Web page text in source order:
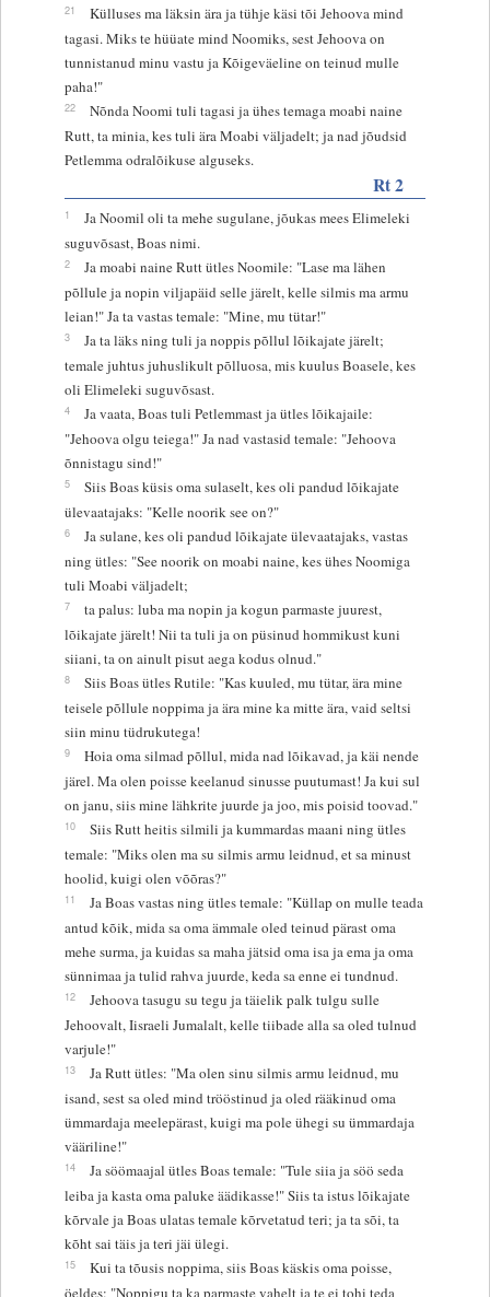
21
Külluses ma läksin ära ja tühje käsi tõi Jehoova mind
tagasi. Miks te hüüate mind Noomiks, sest Jehoova on
tunnistanud minu vastu ja Kõigeväeline on teinud mulle
paha!"
22
Nõnda Noomi tuli tagasi ja ühes temaga moabi naine
Rutt, ta minia, kes tuli ära Moabi väljadelt; ja nad jõudsid
Petlemma odralõikuse alguseks.
Rt 2
1
Ja Noomil oli ta mehe sugulane, jõukas mees Elimeleki
suguvõsast, Boas nimi.
2
Ja moabi naine Rutt ütles Noomile: "Lase ma lähen
põllule ja nopin viljapäid selle järelt, kelle silmis ma armu
leian!" Ja ta vastas temale: "Mine, mu tütar!"
3
Ja ta läks ning tuli ja noppis põllul lõikajate järelt;
temale juhtus juhuslikult põlluosa, mis kuulus Boasele, kes
oli Elimeleki suguvõsast.
4
Ja vaata, Boas tuli Petlemmast ja ütles lõikajaile:
"Jehoova olgu teiega!" Ja nad vastasid temale: "Jehoova
õnnistagu sind!"
5
Siis Boas küsis oma sulaselt, kes oli pandud lõikajate
ülevaatajaks: "Kelle noorik see on?"
6
Ja sulane, kes oli pandud lõikajate ülevaatajaks, vastas
ning ütles: "See noorik on moabi naine, kes ühes Noomiga
tuli Moabi väljadelt;
7
ta palus: luba ma nopin ja kogun parmaste juurest,
lõikajate järelt! Nii ta tuli ja on püsinud hommikust kuni
siiani, ta on ainult pisut aega kodus olnud."
8
Siis Boas ütles Rutile: "Kas kuuled, mu tütar, ära mine
teisele põllule noppima ja ära mine ka mitte ära, vaid seltsi
siin minu tüdrukutega!
9
Hoia oma silmad põllul, mida nad lõikavad, ja käi nende
järel. Ma olen poisse keelanud sinusse puutumast! Ja kui sul
on janu, siis mine lähkrite juurde ja joo, mis poisid toovad."
10
Siis Rutt heitis silmili ja kummardas maani ning ütles
temale: "Miks olen ma su silmis armu leidnud, et sa minust
hoolid, kuigi olen võõras?"
11
Ja Boas vastas ning ütles temale: "Küllap on mulle teada
antud kõik, mida sa oma ämmale oled teinud pärast oma
mehe surma, ja kuidas sa maha jätsid oma isa ja ema ja oma
sünnimaa ja tulid rahva juurde, keda sa enne ei tundnud.
12
Jehoova tasugu su tegu ja täielik palk tulgu sulle
Jehoovalt, Iisraeli Jumalalt, kelle tiibade alla sa oled tulnud
varjule!"
13
Ja Rutt ütles: "Ma olen sinu silmis armu leidnud, mu
isand, sest sa oled mind trööstinud ja oled rääkinud oma
ümmardaja meelepärast, kuigi ma pole ühegi su ümmardaja
vääriline!"
14
Ja söömaajal ütles Boas temale: "Tule siia ja söö seda
leiba ja kasta oma paluke äädikasse!" Siis ta istus lõikajate
kõrvale ja Boas ulatas temale kõrvetatud teri; ja ta sõi, ta
kõht sai täis ja teri jäi ülegi.
15
Kui ta tõusis noppima, siis Boas käskis oma poisse,
öeldes: "Noppigu ta ka parmaste vahelt ja te ei tohi teda